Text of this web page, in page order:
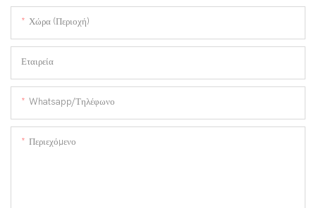
Χώρα (Περιοχή)
Εταιρεία
Whatsapp/Τηλέφωνο
Περιεχόμενο